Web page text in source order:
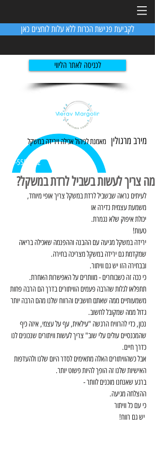
לקביעת פגישת הכרות ללא עלות לוחצים כאן
לכניסה לאתר הליווי
מירב מרגולין מאמנת לניהול אכילה וירידהבמשקל
054-5551982
מה צריך לעשות בשביל לרדת במשקל?
לעיתים נראה שבשביל לרדת במשקל צריך אופי מיוחד,
משמעת עצמית נדירה או
יכולת איפוק שלא נגמרת.
טעות!
ירידה במשקל מגיעה עם ההבנה וההפנמה שאכילה בריאה
שמקדמת גם ירידה במשקל מצריכה בחירה.
ובבחירה הזו יש גם וויתור.
כי ככה זה כשבוחרים - מוותרים על האפשרות האחרת.
תתפלאו לגלות שהרבה פעמים הוויתורים בדרך הם הרבה פחות
משמעותיים ממה שאתם חושבים והרווח שלנו מהם הרבה יותר
גדול ממה שמקובל לחשוב.
נכון, כדי להרוויח הרגשה "עילאית, עף על עצמי, איזה כיף
שהמכנסיים עולים עלי שוב" צריך לעשות וויתורים שנכונים לנו
כדרך חיים.
אבל כשהוויתורים האלה מתאימים לסדר היום שלנו ולהעדפות
האישיות שלנו זה הופך להיות פשוט יותר.
ברגע שאנחנו מוכנים לוותר -
ההצלחה מגיעה.
כי עם כל וויתור